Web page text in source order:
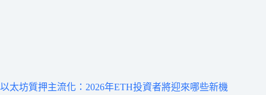
以太坊質押主流化：2026年ETH投資者將迎來哪些新機